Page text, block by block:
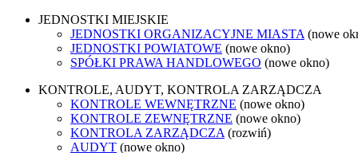
JEDNOSTKI MIEJSKIE
JEDNOSTKI ORGANIZACYJNE MIASTA (nowe
JEDNOSTKI POWIATOWE (nowe okno)
SPÓŁKI PRAWA HANDLOWEGO (nowe okno)
KONTROLE, AUDYT, KONTROLA ZARZĄDCZA
KONTROLE WEWNĘTRZNE (nowe okno)
KONTROLE ZEWNĘTRZNE (nowe okno)
KONTROLA ZARZĄDCZA (rozwiń)
AUDYT (nowe okno)